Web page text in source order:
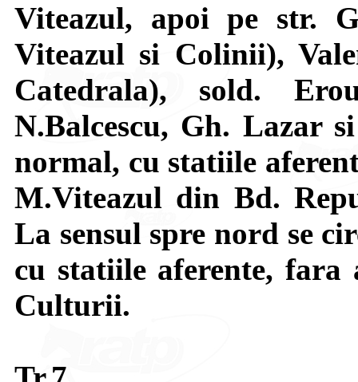
Viteazul, apoi pe str.
Viteazul si Colinii),
Catedrala), sold.
N.Balcescu, Gh. Lazar
normal, cu statiile
M.Viteazul din Bd.
La sensul spre nord se
cu statiile aferente, fara
Culturii.